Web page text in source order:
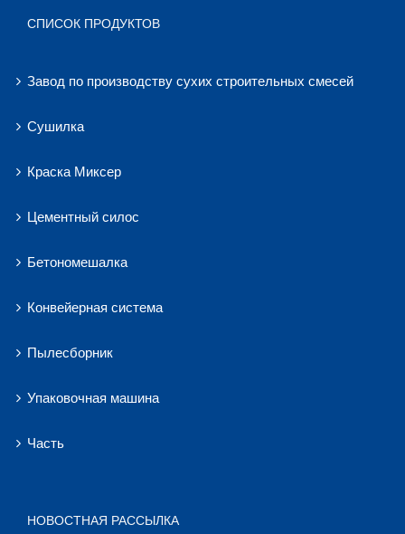
СПИСОК ПРОДУКТОВ
Завод по производству сухих строительных смесей
Сушилка
Краска Миксер
Цементный силос
Бетономешалка
Конвейерная система
Пылесборник
Упаковочная машина
Часть
НОВОСТНАЯ РАССЫЛКА